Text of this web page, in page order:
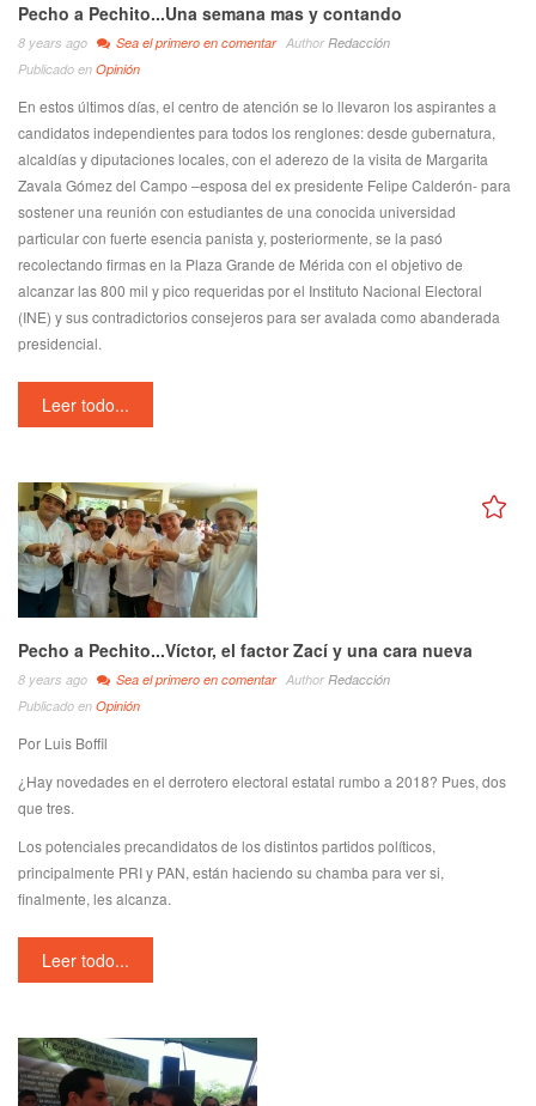
Pecho a Pechito...Una semana mas y contando
8 years ago Sea el primero en comentar Author Redacción
Publicado en Opinión
En estos últimos días, el centro de atención se lo llevaron los aspirantes a
candidatos independientes para todos los renglones: desde gubernatura,
alcaldías y diputaciones locales, con el aderezo de la visita de Margarita
Zavala Gómez del Campo –esposa del ex presidente Felipe Calderón- para
sostener una reunión con estudiantes de una conocida universidad
particular con fuerte esencia panista y, posteriormente, se la pasó
recolectando firmas en la Plaza Grande de Mérida con el objetivo de
alcanzar las 800 mil y pico requeridas por el Instituto Nacional Electoral
(INE) y sus contradictorios consejeros para ser avalada como abanderada
presidencial.
Leer todo...
Pecho a Pechito...Víctor, el factor Zací y una cara nueva
8 years ago Sea el primero en comentar Author Redacción
Publicado en Opinión
Por Luis Boffil
¿Hay novedades en el derrotero electoral estatal rumbo a 2018? Pues, dos
que tres.
Los potenciales precandidatos de los distintos partidos políticos,
principalmente PRI y PAN, están haciendo su chamba para ver si,
finalmente, les alcanza.
Leer todo...